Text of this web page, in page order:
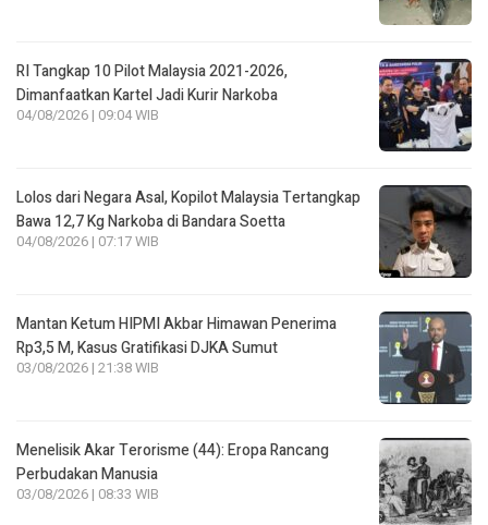
RI Tangkap 10 Pilot Malaysia 2021-2026,
Dimanfaatkan Kartel Jadi Kurir Narkoba
04/08/2026 | 09:04 WIB
Lolos dari Negara Asal, Kopilot Malaysia Tertangkap
Bawa 12,7 Kg Narkoba di Bandara Soetta
04/08/2026 | 07:17 WIB
Mantan Ketum HIPMI Akbar Himawan Penerima
Rp3,5 M, Kasus Gratifikasi DJKA Sumut
03/08/2026 | 21:38 WIB
Menelisik Akar Terorisme (44): Eropa Rancang
Perbudakan Manusia
03/08/2026 | 08:33 WIB